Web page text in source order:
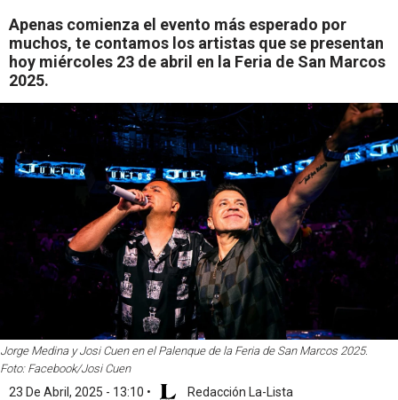
d
a
Apenas comienza el evento más esperado por
muchos, te contamos los artistas que se presentan
hoy miércoles 23 de abril en la Feria de San Marcos
2025.
Jorge Medina y Josi Cuen en el Palenque de la Feria de San Marcos 2025.
Foto: Facebook/Josi Cuen
23 De Abril, 2025 - 13:10 • Redacción La-Lista